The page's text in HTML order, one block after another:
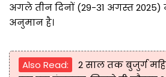
अगले तीन दिनों (29-31 अगस्त 2025)
अनुमान है।
Also Read:
2 साल तक बुजुर्ग